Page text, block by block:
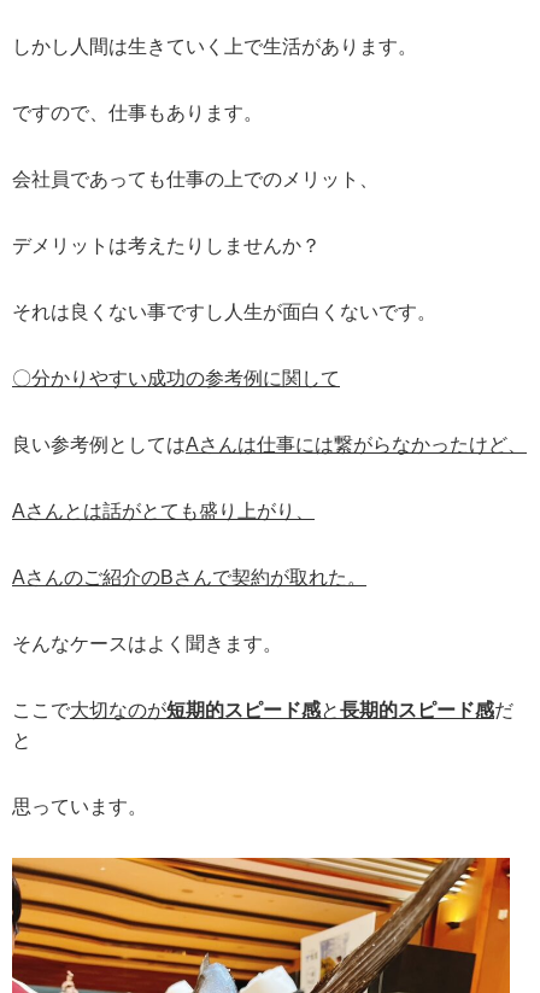
しかし人間は生きていく上で生活があります。
ですので、仕事もあります。
会社員であっても仕事の上でのメリット、
デメリットは考えたりしませんか？
それは良くない事ですし人生が面白くないです。
〇分かりやすい成功の参考例に関して
良い参考例としてはAさんは仕事には繋がらなかったけど、
Aさんとは話がとても盛り上がり、
Aさんのご紹介のBさんで契約が取れた。
そんなケースはよく聞きます。
ここで大切なのが短期的スピード感と長期的スピード感だ
と
思っています。